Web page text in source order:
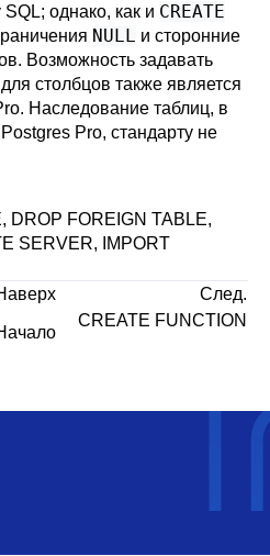
SQL; однако, как и CREATE
NULL и сторонние
Возможность задавать
столбцов также является
. Наследование таблиц, в
Postgres Pro, стандарту не
, DROP FOREIGN TABLE,
SERVER,
IMPORT
След.
CREATE FUNCTION